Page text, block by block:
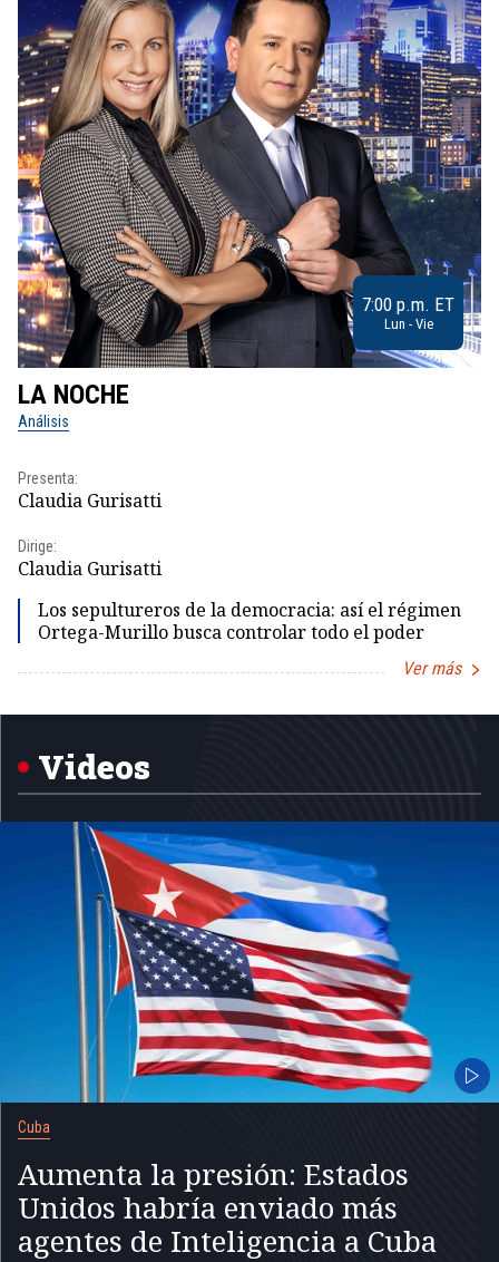
7:00 p.m. ET
Lun - Vie
LA NOCHE
Análisis
Presenta:
Claudia Gurisatti
Dirige:
Claudia Gurisatti
Los sepultureros de la democracia: así el régimen
Ortega-Murillo busca controlar todo el poder
Ver más
Videos
Cuba
Aumenta la presión: Estados
Unidos habría enviado más
agentes de Inteligencia a Cuba